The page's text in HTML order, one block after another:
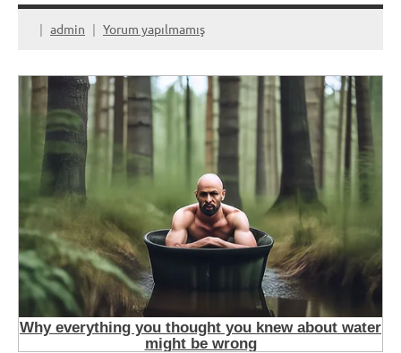
admin Yorum yapılmamış